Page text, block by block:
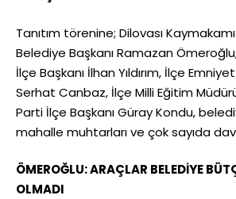
Tanıtım törenine; Dilovası
Belediye Başkanı Ramazan
İlçe Başkanı İlhan Yıldırım, İlçe
Serhat Canbaz, İlçe Milli Eğitim
Parti İlçe Başkanı Güray Kondu,
mahalle muhtarları ve çok sayıda
ÖMEROĞLU: ARAÇLAR BELEDİYE
OLMADI